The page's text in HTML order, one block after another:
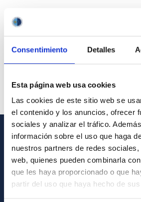
Consentimiento Detalles
Esta página web usa cookies
Las cookies de este sitio web se
el contenido y los anuncios, ofrecer
sociales y analizar el tráfico.
información sobre el uso que haga
nuestros partners de redes
web, quienes pueden combinarla
que les haya proporcionado o que
partir del uso que haya hecho de
INFORMACIÓN GENERAL
Contacto
Cómo llegar al IAC
Directorio de personal